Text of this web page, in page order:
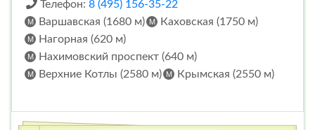
Телефон: 8 (495) 156-35-22
Варшавская (1680 м)
Каховская (1750 м)
Нагорная (620 м)
Нахимовский проспект (640 м)
Верхние Котлы (2580 м)
Крымская (2550 м)